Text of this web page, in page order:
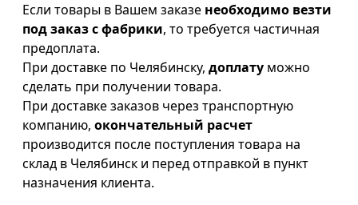
Если товары в Вашем заказе необходимо везти
под заказ с фабрики, то требуется частичная
предоплата.
При доставке по Челябинску, доплату можно
сделать при получении товара.
При доставке заказов через транспортную
компанию, окончательный расчет
производится после поступления товара на
склад в Челябинск и перед отправкой в пункт
назначения клиента.